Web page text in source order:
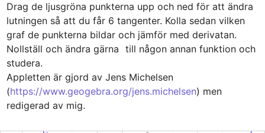
Drag de ljusgröna punkterna upp och ned för att ändra
lutningen så att du får 6 tangenter. Kolla sedan vilken
graf de punkterna bildar och jämför med derivatan.
Nollställ och ändra gärna till någon annan funktion och
studera.
Appletten är gjord av Jens Michelsen
(https://www.geogebra.org/jens.michelsen) men
redigerad av mig.